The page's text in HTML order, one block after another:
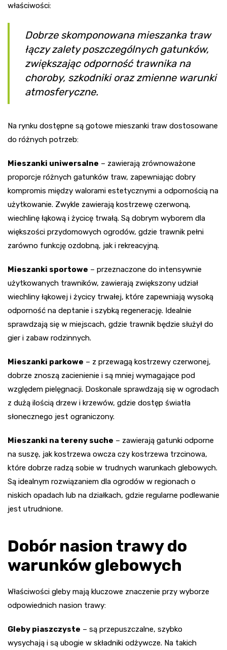
właściwości:
Dobrze skomponowana mieszanka traw
łączy zalety poszczególnych gatunków,
zwiększając odporność trawnika na
choroby, szkodniki oraz zmienne warunki
atmosferyczne.
Na rynku dostępne są gotowe mieszanki traw dostosowane
do różnych potrzeb:
Mieszanki uniwersalne – zawierają zrównoważone
proporcje różnych gatunków traw, zapewniając dobry
kompromis między walorami estetycznymi a odpornością na
użytkowanie. Zwykle zawierają kostrzewę czerwoną,
wiechlinę łąkową i życicę trwałą. Są dobrym wyborem dla
większości przydomowych ogrodów, gdzie trawnik pełni
zarówno funkcję ozdobną, jak i rekreacyjną.
Mieszanki sportowe – przeznaczone do intensywnie
użytkowanych trawników, zawierają zwiększony udział
wiechliny łąkowej i życicy trwałej, które zapewniają wysoką
odporność na deptanie i szybką regenerację. Idealnie
sprawdzają się w miejscach, gdzie trawnik będzie służył do
gier i zabaw rodzinnych.
Mieszanki parkowe – z przewagą kostrzewy czerwonej,
dobrze znoszą zacienienie i są mniej wymagające pod
względem pielęgnacji. Doskonale sprawdzają się w ogrodach
z dużą ilością drzew i krzewów, gdzie dostęp światła
słonecznego jest ograniczony.
Mieszanki na tereny suche – zawierają gatunki odporne
na suszę, jak kostrzewa owcza czy kostrzewa trzcinowa,
które dobrze radzą sobie w trudnych warunkach glebowych.
Są idealnym rozwiązaniem dla ogrodów w regionach o
niskich opadach lub na działkach, gdzie regularne podlewanie
jest utrudnione.
Dobór nasion trawy do
warunków glebowych
Właściwości gleby mają kluczowe znaczenie przy wyborze
odpowiednich nasion trawy:
Gleby piaszczyste – są przepuszczalne, szybko
wysychają i są ubogie w składniki odżywcze. Na takich